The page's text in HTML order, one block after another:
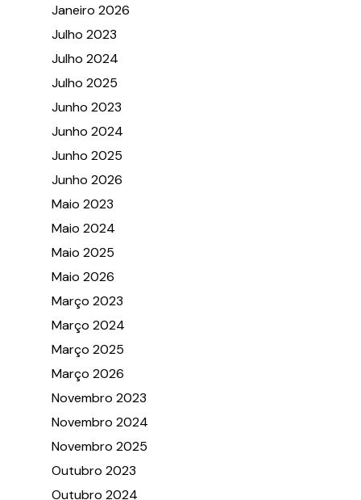
Janeiro 2026
Julho 2023
Julho 2024
Julho 2025
Junho 2023
Junho 2024
Junho 2025
Junho 2026
Maio 2023
Maio 2024
Maio 2025
Maio 2026
Março 2023
Março 2024
Março 2025
Março 2026
Novembro 2023
Novembro 2024
Novembro 2025
Outubro 2023
Outubro 2024